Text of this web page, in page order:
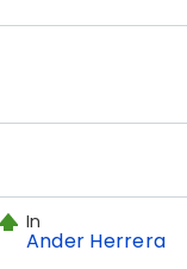
In
Ander Herrera